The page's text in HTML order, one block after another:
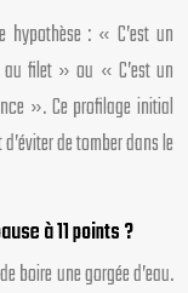
hypothèse : « C’est un
filet » ou « C’est un
». Ce profilage initial
de tomber dans le
à 11 points ?
boire une gorgée d’eau.